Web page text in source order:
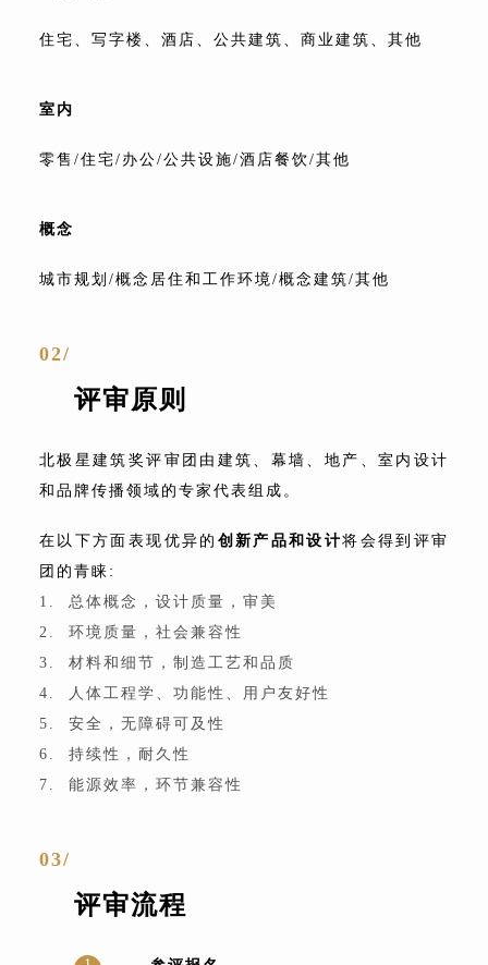
住宅、写字楼、酒店、公共建筑、商业建筑、其他
室内
零售/住宅/办公/公共设施/酒店餐饮/其他
概念
城市规划/概念居住和工作环境/概念建筑/其他
02/
评审原则
北极星建筑奖评 审团由建筑、幕墙、地产、室内设计
和品牌传播领域的专家代表组成。
在以下方面表现优异的 创新产品和设计将会得到评审
团的青睐:
1. 总体概念，设计质量，审美
2. 环境质量，社会兼容性
3. 材料和细节，制造工艺和品质
4. 人体工程学、功能性、用户友好性
5. 安全，无障碍可及性
6. 持续性，耐久性
7. 能源效率，环节兼容性
03/
评审流程